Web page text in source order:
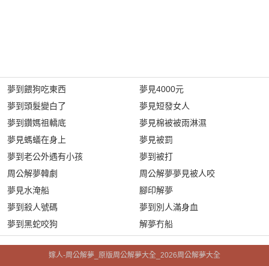
夢到餵狗吃東西
夢到頭髮變白了
夢到鑽媽祖轎底
夢見螞蟻在身上
夢到老公外遇有小孩
周公解夢韓劇
夢見水淹船
夢到殺人號碼
夢到黑蛇咬狗
夢見4000元
夢見短發女人
夢見棉被被雨淋濕
夢見被罰
夢到被打
周公解夢夢見被人咬
腳印解夢
夢到別人滿身血
解夢冇船
嫁人-周公解夢_原版周公解夢大全_2026周公解夢大全